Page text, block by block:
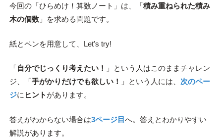
今回の「ひらめけ！算数ノート」は、「積み重ねられた積み
木の個数」を求める問題です。
紙とペンを用意して、Let's try!
「自分でじっくり考えたい！
」という人はこのままチャレン
ジ、「手がかりだけでも欲しい！ 」という人には、 次のペー
ジに ヒント があります。
答えがわからない場合は3ページ目 へ。答えとわかりやすい
解説があります。